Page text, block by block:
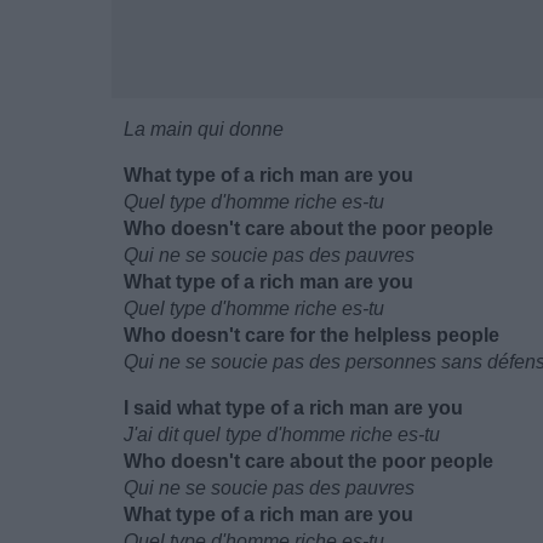
La main qui donne
What type of a rich man are you
Quel type d'homme riche es-tu
Who doesn't care about the poor people
Qui ne se soucie pas des pauvres
What type of a rich man are you
Quel type d'homme riche es-tu
Who doesn't care for the helpless people
Qui ne se soucie pas des personnes sans
I said what type of a rich man are you
J'ai dit quel type d'homme riche es-tu
Who doesn't care about the poor people
Qui ne se soucie pas des pauvres
What type of a rich man are you